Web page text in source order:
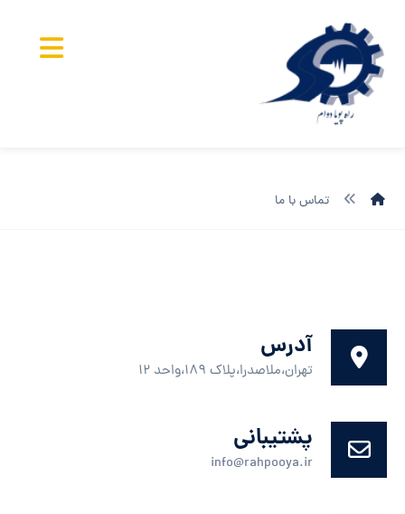
تماس با ما
آدرس
تهران،ملاصدرا،پلاک ۱۸۹،واحد ۱۲
پشتیبانی
info@rahpooya.ir